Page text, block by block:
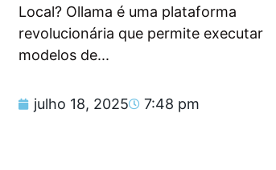
Local? Ollama é uma plataforma
revolucionária que permite executar
modelos de...
julho 18, 2025 7:48 pm